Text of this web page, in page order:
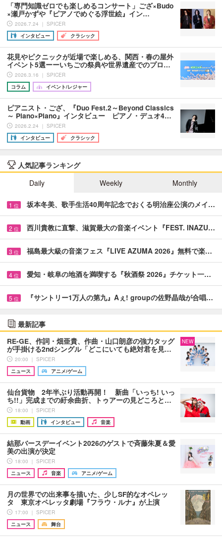
「専門知識ゼロでも楽しめるコンサート」ござ×Budo
×瀬戸かずや『ピアノでめぐる浮世絵』イン…
2026.7.24 ｜ SPICER
インタビュー
クラシック
花見やピクニックが近場で楽しめる、関西・春の屋外
イベント5選ーーいちごの祭典や世界遺産でのプロ…
2026.3.16 ｜ SPICER
コラム
イベント/レジャー
ピアニスト・ござ、『Duo Fest.2～Beyond Classics
～ Piano×Piano』インタビュー ピアノ・デュオ4…
2026.2.24 ｜ SPICER
インタビュー
クラシック
人気記事ランキング
Daily
Weekly Monthly
1 位 坂本冬美、歌手生活40周年記念でおくる明治座公演のメイ…
2 位 西川貴教に直撃、滋賀最大の音楽イベント『FEST. INAZU…
3 位 福島最大級の音楽フェス『LIVE AZUMA 2026』無料で楽…
4 位 愛知・岐阜の地酒を満喫する『秋酒祭 2026』チケット一…
5 位 『サントリー1万人の第九』Aぇ! groupの佐野晶哉が合唱…
最新記事
RE-GE、作詞・畑亜貴、作曲・山口朗彦の強力タッグ
が手掛ける2ndシングル「どこにいても絶対君を見…
20:00 ｜ SPICER
ニュース
アニメ/ゲーム
NEW
仙台貨物 2年半ぶり活動再開！ 新曲「いっち! いっ
ち!!」完成までの紆余曲折、トゥアーの見どころと…
18:00 ｜ SPICER
動画
インタビュー 音楽
結那バースデーイベント2026のゲストで斉藤朱夏＆愛
美の出演が決定
18:00 ｜ SPICER
ニュース
音楽 アニメ/ゲーム
月の世界での出来事を描いた、少しSF的なオペレッ
タ 東京オペレッタ劇場『フラウ・ルナ』が上演
17:00 ｜ SPICER
ニュース
舞台